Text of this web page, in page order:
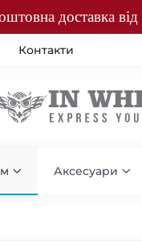
доставка
Контакти
Аксесуари